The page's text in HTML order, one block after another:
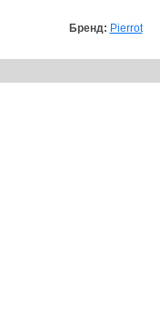
Бренд: Pierrot